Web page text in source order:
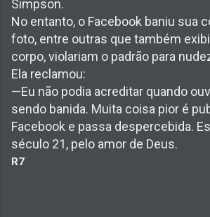
Simpson.
No entanto, o Facebook baniu sua
foto, entre outras que também
corpo, violariam o padrão para
Ela reclamou:
—Eu não podia acreditar quando
sendo banida. Muita coisa pior é
Facebook e passa despercebida.
século 21, pelo amor de Deus.
R7